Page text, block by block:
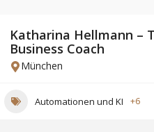
Katharina Hellmann –
Business Coach
München
Automationen und KI +6